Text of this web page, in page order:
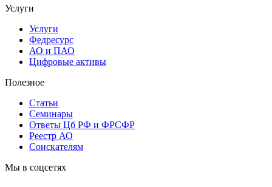
Услуги
Услуги
Федресурс
АО и ПАО
Цифровые активы
Полезное
Статьи
Cеминары
Ответы Цб РФ и ФРСФР
Реестр АО
Соискателям
Мы в соцсетях